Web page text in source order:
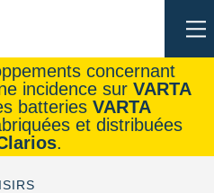
concernant
incidence sur VARTA
batteries VARTA
et distribuées
.